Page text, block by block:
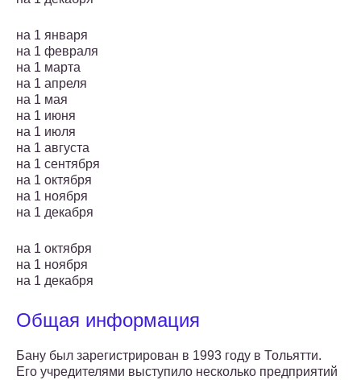
на 1 января
на 1 февраля
на 1 марта
на 1 апреля
на 1 мая
на 1 июня
на 1 июля
на 1 августа
на 1 сентября
на 1 октября
на 1 ноября
на 1 декабря
на 1 октября
на 1 ноября
на 1 декабря
Общая информация
Бану был зарегистрирован в 1993 году в Тольятти.
Его учредителями выступило несколько предприятий